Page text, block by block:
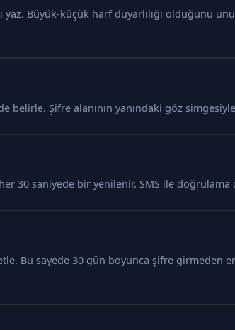
yaz. Büyük-küçük harf duyarlılığı olduğunu
belirle. Şifre alanının yanındaki göz
30 saniyede bir yenilenir. SMS ile
Bu sayede 30 gün boyunca şifre girmeden